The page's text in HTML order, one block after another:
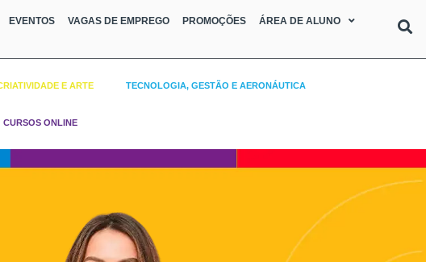
EVENTOS VAGAS DE EMPREGO PROMOÇÕES
ÁREA DE ALUNO
E ARTE TECNOLOGIA, GESTÃO E AERONÁUTICA
CURSOS ONLINE